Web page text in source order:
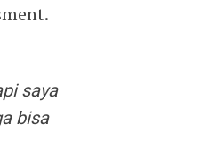
saya
bisa